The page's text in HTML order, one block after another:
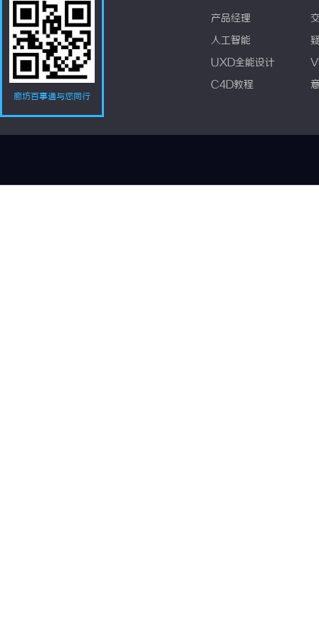
廊坊百事通与您同行
产品经理
人工智能
UXD全能设计
C4D教程